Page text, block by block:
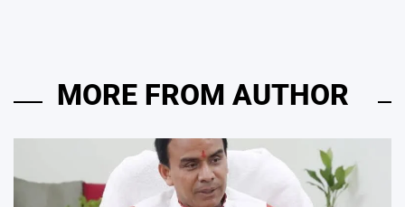
MORE FROM AUTHOR